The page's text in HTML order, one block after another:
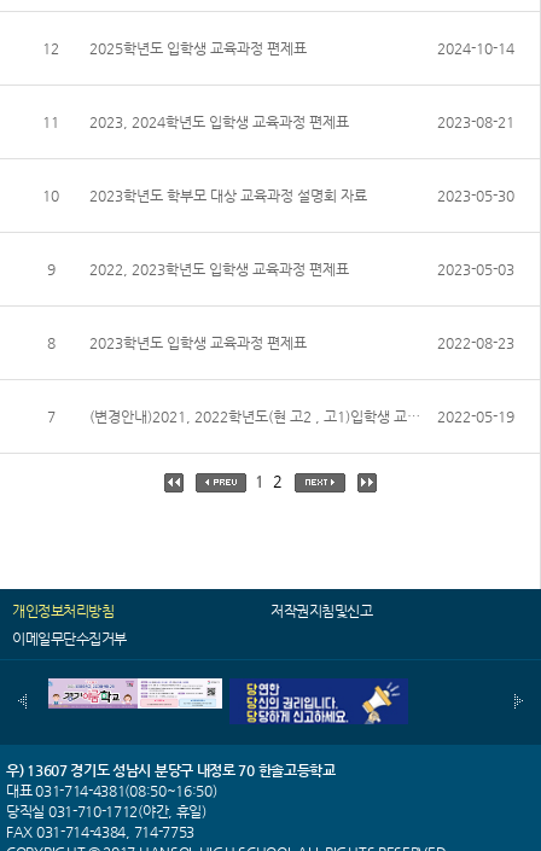
12 2025학년도 입학생 교육과정 편제표 2024-10-14
11 2023, 2024학년도 입학생 교육과정 편제표 2023-08-21
10 2023학년도 학부모 대상 교육과정 설명회 자료 2023-05-30
9 2022, 2023학년도 입학생 교육과정 편제표 2023-05-03
8 2023학년도 입학생 교육과정 편제표 2022-08-23
7 (변경안내)2021, 2022학년도(현 고2 , 고1)입학생 교육과정 편제표 2022-05-19
1 2
개인정보처리방침
저작권지침및신고
이메일무단수집거부
우) 13607 경기도 성남시 분당구 내정로 70 한솔고등학교
대표 031-714-4381(08:50~16:50)
당직실 031-710-1712(야간, 휴일)
FAX 031-714-4384, 714-7753